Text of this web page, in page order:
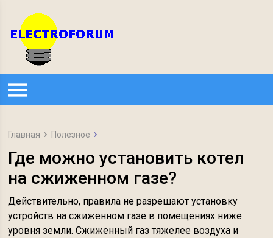
Главная Полезное
Где можно установить котел
на сжиженном газе?
Действительно, правила не разрешают установку
устройств на сжиженном газе в помещениях ниже
уровня земли. Сжиженный газ тяжелее воздуха и